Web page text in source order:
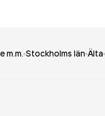
m.m. Stockholms län Älta